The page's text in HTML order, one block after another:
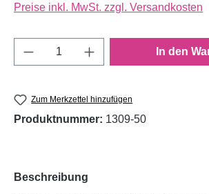
Preise inkl. MwSt. zzgl. Versandkosten
Produkt Anzahl: Gib den
In den
Zum Merkzettel hinzufügen
Produktnummer: 1309-50
Beschreibung